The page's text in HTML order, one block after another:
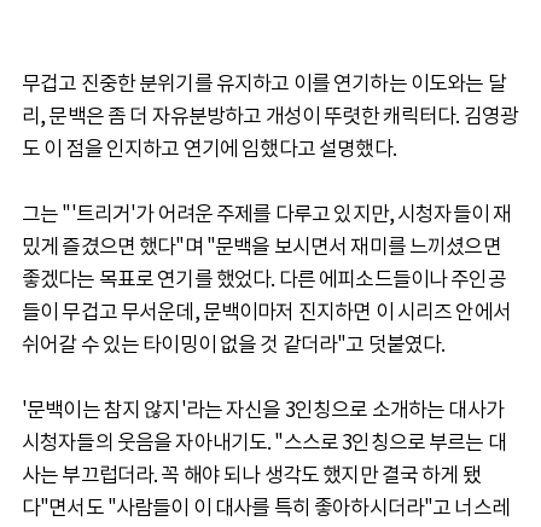
무겁고 진중한 분위기를 유지하고 이를 연기하는 이도와는 달
리, 문백은 좀 더 자유분방하고 개성이 뚜렷한 캐릭터다. 김영광
도 이 점을 인지하고 연기에 임했다고 설명했다.
그는 "'트리거'가 어려운 주제를 다루고 있지만, 시청자들이 재
밌게 즐겼으면 했다"며 "문백을 보시면서 재미를 느끼셨으면
좋겠다는 목표로 연기를 했었다. 다른 에피소드들이나 주인공
들이 무겁고 무서운데, 문백이마저 진지하면 이 시리즈 안에서
쉬어갈 수 있는 타이밍이 없을 것 같더라"고 덧붙였다.
'문백이는 참지 않지'라는 자신을 3인칭으로 소개하는 대사가
시청자들의 웃음을 자아내기도. "스스로 3인칭으로 부르는 대
사는 부끄럽더라. 꼭 해야 되나 생각도 했지만 결국 하게 됐
다"면서도 "사람들이 이 대사를 특히 좋아하시더라"고 너스레